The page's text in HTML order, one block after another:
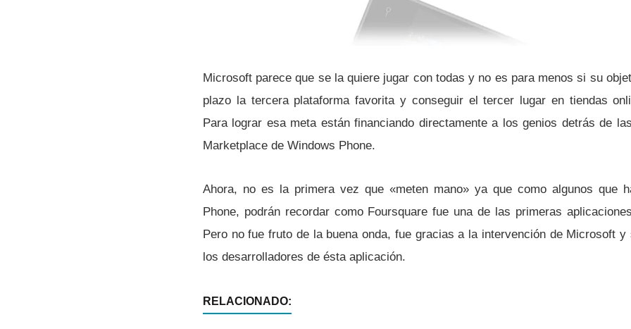
Microsoft parece que se la quiere jugar con todas y no es para menos si su
plazo la tercera plataforma favorita y conseguir el tercer lugar en tiendas
Para lograr esa meta están financiando directamente a los genios detrás de
Marketplace de Windows Phone.
Ahora, no es la primera vez que «meten mano» ya que como algunos que
Phone, podrán recordar como Foursquare fue una de las primeras
Pero no fue fruto de la buena onda, fue gracias a la intervención de Microsoft
los desarrolladores de ésta aplicación.
RELACIONADO: